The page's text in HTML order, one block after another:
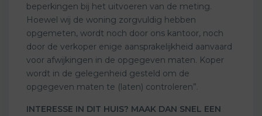
beperkingen bij het uitvoeren van de meting.
Hoewel wij de woning zorgvuldig hebben
opgemeten, wordt noch door ons kantoor, noch
door de verkoper enige aansprakelijkheid aanvaard
voor afwijkingen in de opgegeven maten. Koper
wordt in de gelegenheid gesteld om de
opgegeven maten te (laten) controleren”.
INTERESSE IN DIT HUIS? MAAK DAN SNEL EEN